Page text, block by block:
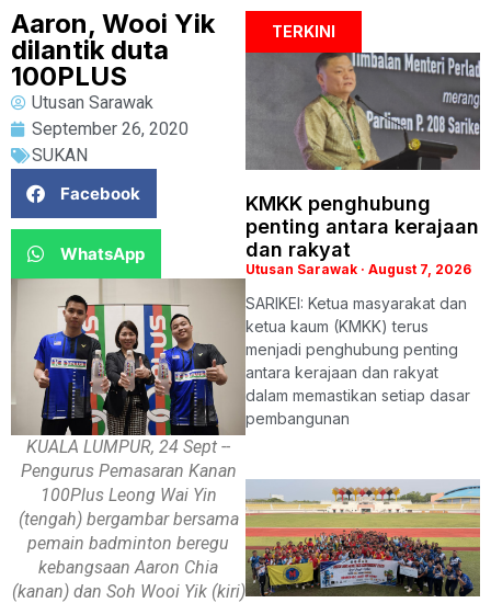
Aaron, Wooi Yik
dilantik duta
100PLUS
Utusan Sarawak
September 26, 2020
SUKAN
Facebook
WhatsApp
KUALA LUMPUR, 24 Sept --
Pengurus Pemasaran Kanan
100Plus Leong Wai Yin
(tengah) bergambar bersama
pemain badminton beregu
kebangsaan Aaron Chia
(kanan) dan Soh Wooi Yik (kiri)
TERKINI
KMKK penghubung
penting antara kerajaan
dan rakyat
Utusan Sarawak August 7, 2026
SARIKEI: Ketua masyarakat dan
ketua kaum (KMKK) terus
menjadi penghubung penting
antara kerajaan dan rakyat
dalam memastikan setiap dasar
pembangunan